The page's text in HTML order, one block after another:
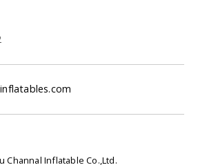
Channal Inflatable Co.,Ltd.